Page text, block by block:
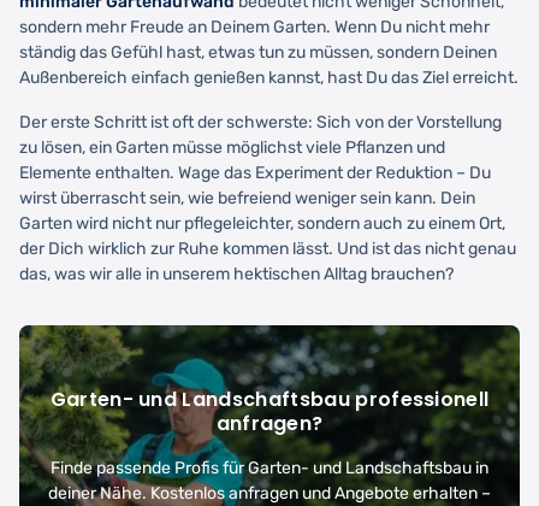
sondern mehr Freude an Deinem Garten. Wenn Du nicht mehr
ständig das Gefühl hast, etwas tun zu müssen, sondern Deinen
Außenbereich einfach genießen kannst, hast Du das Ziel erreicht.
Der erste Schritt ist oft der schwerste: Sich von der Vorstellung
zu lösen, ein Garten müsse möglichst viele Pflanzen und
Elemente enthalten. Wage das Experiment der Reduktion – Du
wirst überrascht sein, wie befreiend weniger sein kann. Dein
Garten wird nicht nur pflegeleichter, sondern auch zu einem Ort,
der Dich wirklich zur Ruhe kommen lässt. Und ist das nicht genau
das, was wir alle in unserem hektischen Alltag brauchen?
Garten- und Landschaftsbau professionell
anfragen?
Finde passende Profis für Garten- und Landschaftsbau in
deiner Nähe. Kostenlos anfragen und Angebote erhalten –